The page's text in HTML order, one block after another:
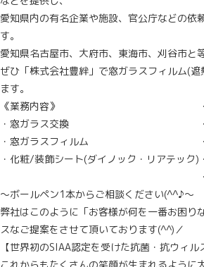
愛知県内の有名企業や施設、官公庁などの依
す。
愛知県名古屋市、大府市、東海市、刈谷市と
ぜひ「株式会社豊絆」で窓ガラスフィルム(
ます。
《業務内容》
・窓ガラス交換
・窓ガラスフィルム
・化粧/装飾シート(ダイノック・リアテック)
〜ボールペン1本からご相談ください(^^♪〜
弊社はこのように「お客様が何を一番お困り
スなご提案をさせて頂いております(^^)／
【世界初のSIAA認定を受けた抗菌・抗ウィ